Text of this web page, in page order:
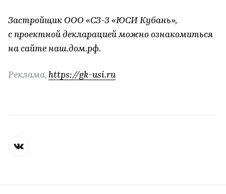
Застройщик ООО «СЗ-3 «ЮСИ Кубань»,
с проектной декларацией можно ознакомиться
на сайте наш.дом.рф.
Реклама, https://gk-usi.ru